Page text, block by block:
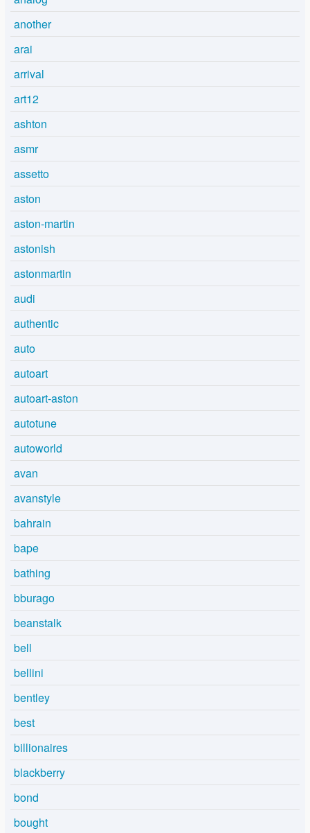
another
arai
arrival
art12
ashton
asmr
assetto
aston
aston-martin
astonish
astonmartin
audi
authentic
auto
autoart
autoart-aston
autotune
autoworld
avan
avanstyle
bahrain
bape
bathing
bburago
beanstalk
bell
bellini
bentley
best
billionaires
blackberry
bond
bought